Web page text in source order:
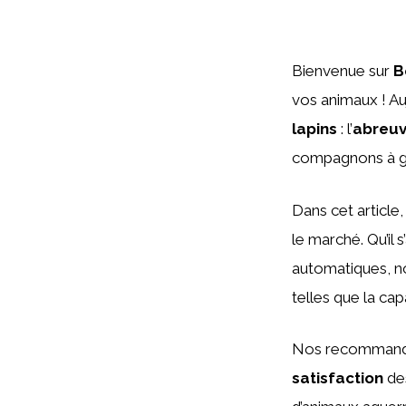
Bienvenue sur
vos animaux !
lapins : l’
compagnons à
Dans cet
le marché. Qu’il
automatiques,
telles que la
Nos
satisfaction